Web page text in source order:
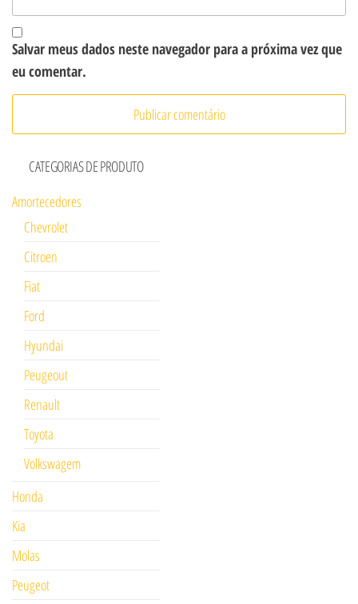
Salvar meus dados neste navegador para a próxima vez que
eu comentar.
CATEGORIAS DE PRODUTO
Amortecedores
Chevrolet
Citroen
Fiat
Ford
Hyundai
Peugeout
Renault
Toyota
Volkswagem
Honda
Kia
Molas
Peugeot